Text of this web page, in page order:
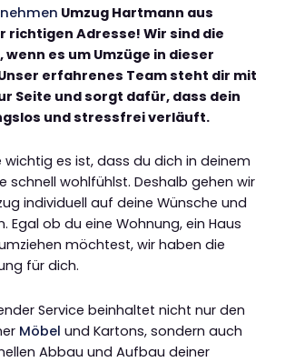
Umzug Hartmann aus
richtigen Adresse! Wir sind die
wenn es um Umzüge in dieser
erfahrenes Team steht dir mit
Seite und sorgt dafür, dass dein
und stressfrei verläuft.
wichtig es ist, dass du dich in deinem
schnell wohlfühlst. Deshalb gehen wir
individuell auf deine Wünsche und
Egal ob du eine Wohnung, ein Haus
möchtest, wir haben die
für dich.
Service beinhaltet nicht nur den
Möbel und Kartons, sondern auch
Abbau und Aufbau deiner